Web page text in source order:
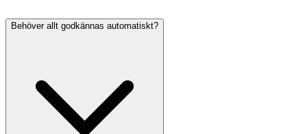
Behöver allt godkännas automatiskt?